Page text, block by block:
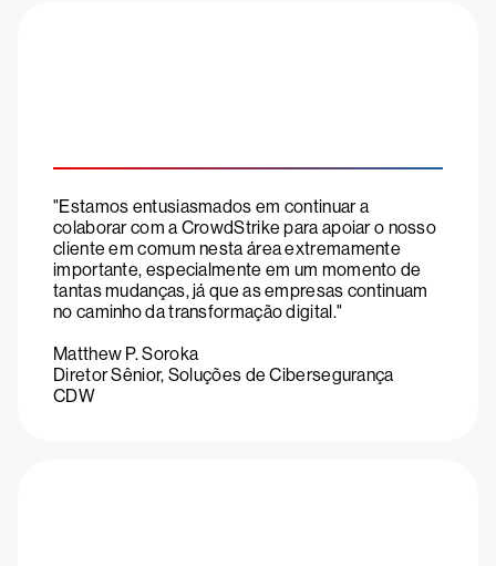
"Estamos entusiasmados em continuar a
colaborar com a CrowdStrike para apoiar o nosso
cliente em comum nesta área extremamente
importante, especialmente em um momento de
tantas mudanças, já que as empresas continuam
no caminho da transformação digital."
Matthew P. Soroka
Diretor Sênior, Soluções de Cibersegurança
CDW